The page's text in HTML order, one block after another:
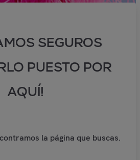
SEGUROS
PUESTO POR
AQUÍ!
la página que buscas.